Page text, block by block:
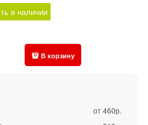
в наличии
В корзину
от 460р.